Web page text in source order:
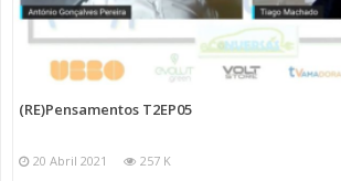
(RE)Pensamentos T2EP05
20 Abril 2021 257 K